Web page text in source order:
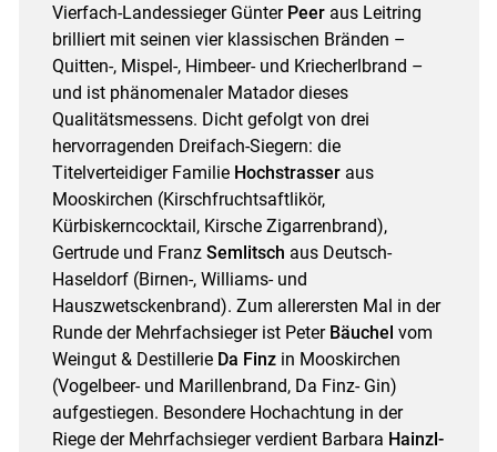
Skip to main content
Vierfach-Landessieger Günter Peeraus Leitring
brilliert mit seinen vier klassischen Bränden –
Quitten-, Mispel-, Himbeer- und Kriecherlbrand –
und ist phänomenaler Matador dieses
Qualitätsmessens. Dicht gefolgt von drei
hervorragenden Dreifach-Siegern: die
Titelverteidiger Familie Hochstrasseraus
Mooskirchen (Kirschfruchtsaftlikör,
Kürbiskerncocktail, Kirsche Zigarrenbrand),
Gertrude und Franz Semlitsch aus Deutsch-
Haseldorf (Birnen-, Williams- und
Hauszwetsckenbrand). Zum allerersten Mal in der
Runde der Mehrfachsieger ist Peter Bäuchel vom
Weingut & Destillerie Da Finzin Mooskirchen
(Vogelbeer- und Marillenbrand, Da Finz- Gin)
aufgestiegen. Besondere Hochachtung in der
Riege der Mehrfachsieger verdient Barbara Hainzl-